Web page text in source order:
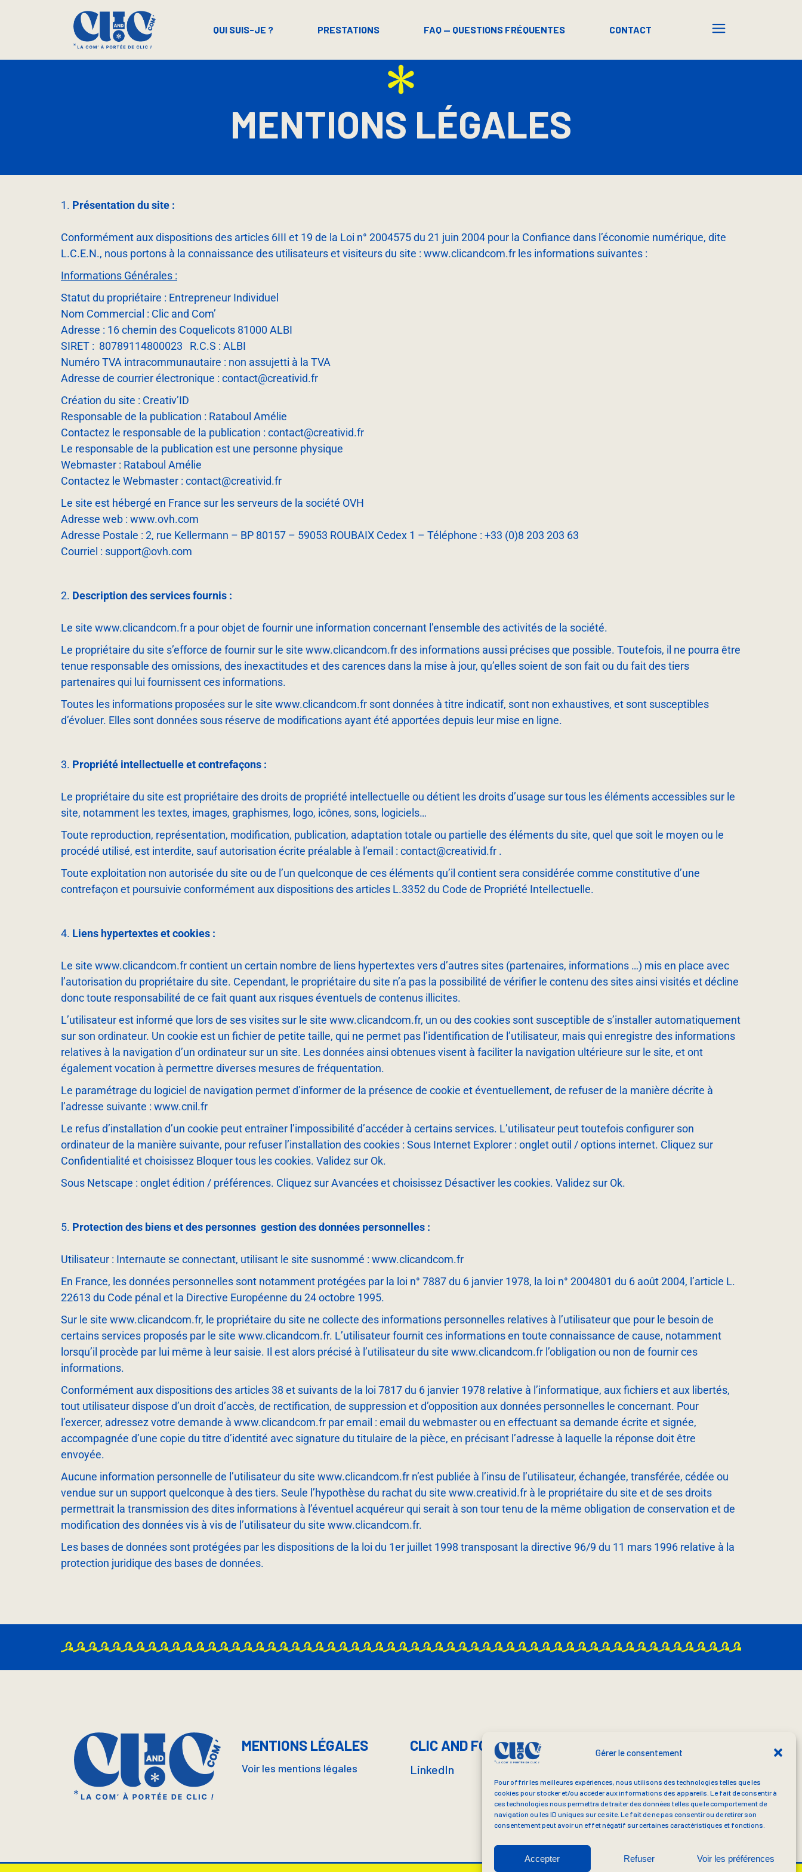
Gérer le consentement
Pour offrir les meilleures expériences, nous utilisons des technologies telles que les
cookies pour stocker et/ou accéder aux informations des appareils. Le fait de consentir à
ces technologies nous permettra de traiter des données telles que le comportement de
navigation ou les ID uniques sur ce site. Le fait de ne pas consentir ou de retirer son
consentement peut avoir un effet négatif sur certaines caractéristiques et fonctions.
Accepter Refuser Voir les préférences
QUI SUIS-JE ? PRESTATIONS FAQ — QUESTIONS FRÉQUENTES CONTACT
MENTIONS LÉGALES
Présentation du site :
Conformément aux dispositions des articles 6­III et 19 de la Loi n° 2004­575 du 21 juin 2004 pour la Confiance dans l’économie numérique, dite
L.C.E.N., nous portons à la connaissance des utilisateurs et visiteurs du site : www.clicandcom.fr les informations suivantes :
Informations Générales :
Statut du propriétaire : Entrepreneur Individuel
Nom Commercial : Clic and Com’
Adresse : 16 chemin des Coquelicots 81000 ALBI
SIRET : 80789114800023 R.C.S : ALBI
Numéro TVA intracommunautaire : non assujetti à la TVA
Adresse de courrier électronique : contact@creativid.fr
Création du site : Creativ’ID
Responsable de la publication : Rataboul Amélie
Contactez le responsable de la publication : contact@creativid.fr
Le responsable de la publication est une personne physique
Webmaster : Rataboul Amélie
Contactez le Webmaster : contact@creativid.fr
Le site est hébergé en France sur les serveurs de la société OVH
Adresse web : www.ovh.com
Adresse Postale : 2, rue Kellermann – BP 80157 – 59053 ROUBAIX Cedex 1 – Téléphone : +33 (0)8 203 203 63
Courriel : support@ovh.com
Description des services fournis :
Le site www.clicandcom.fr a pour objet de fournir une information concernant l’ensemble des activités de la société.
Le propriétaire du site s’efforce de fournir sur le site www.clicandcom.fr des informations aussi précises que possible. Toutefois, il ne pourra être
tenue responsable des omissions, des inexactitudes et des carences dans la mise à jour, qu’elles soient de son fait ou du fait des tiers
partenaires qui lui fournissent ces informations.
Toutes les informations proposées sur le site www.clicandcom.fr sont données à titre indicatif, sont non exhaustives, et sont susceptibles
d’évoluer. Elles sont données sous réserve de modifications ayant été apportées depuis leur mise en ligne.
Propriété intellectuelle et contrefaçons :
Le propriétaire du site est propriétaire des droits de propriété intellectuelle ou détient les droits d’usage sur tous les éléments accessibles sur le
site, notamment les textes, images, graphismes, logo, icônes, sons, logiciels…
Toute reproduction, représentation, modification, publication, adaptation totale ou partielle des éléments du site, quel que soit le moyen ou le
procédé utilisé, est interdite, sauf autorisation écrite préalable à l’email : contact@creativid.fr .
Toute exploitation non autorisée du site ou de l’un quelconque de ces éléments qu’il contient sera considérée comme constitutive d’une
contrefaçon et poursuivie conformément aux dispositions des articles L.335­2 du Code de Propriété Intellectuelle.
Liens hypertextes et cookies :
Le site www.clicandcom.fr contient un certain nombre de liens hypertextes vers d’autres sites (partenaires, informations …) mis en place avec
l’autorisation du propriétaire du site. Cependant, le propriétaire du site n’a pas la possibilité de vérifier le contenu des sites ainsi visités et décline
donc toute responsabilité de ce fait quant aux risques éventuels de contenus illicites.
L’utilisateur est informé que lors de ses visites sur le site www.clicandcom.fr, un ou des cookies sont susceptible de s’installer automatiquement
sur son ordinateur. Un cookie est un fichier de petite taille, qui ne permet pas l’identification de l’utilisateur, mais qui enregistre des informations
relatives à la navigation d’un ordinateur sur un site. Les données ainsi obtenues visent à faciliter la navigation ultérieure sur le site, et ont
également vocation à permettre diverses mesures de fréquentation.
Le paramétrage du logiciel de navigation permet d’informer de la présence de cookie et éventuellement, de refuser de la manière décrite à
l’adresse suivante : www.cnil.fr
Le refus d’installation d’un cookie peut entraîner l’impossibilité d’accéder à certains services. L’utilisateur peut toutefois configurer son
ordinateur de la manière suivante, pour refuser l’installation des cookies : Sous Internet Explorer : onglet outil / options internet. Cliquez sur
Confidentialité et choisissez Bloquer tous les cookies. Validez sur Ok.
Sous Netscape : onglet édition / préférences. Cliquez sur Avancées et choisissez Désactiver les cookies. Validez sur Ok.
Protection des biens et des personnes ­ gestion des données personnelles :
Utilisateur : Internaute se connectant, utilisant le site susnommé : www.clicandcom.fr
En France, les données personnelles sont notamment protégées par la loi n° 78­87 du 6 janvier 1978, la loi n° 2004­801 du 6 août 2004, l’article L.
226­13 du Code pénal et la Directive Européenne du 24 octobre 1995.
Sur le site www.clicandcom.fr, le propriétaire du site ne collecte des informations personnelles relatives à l’utilisateur que pour le besoin de
certains services proposés par le site www.clicandcom.fr. L’utilisateur fournit ces informations en toute connaissance de cause, notamment
lorsqu’il procède par lui­ même à leur saisie. Il est alors précisé à l’utilisateur du site www.clicandcom.fr l’obligation ou non de fournir ces
informations.
Conformément aux dispositions des articles 38 et suivants de la loi 78­17 du 6 janvier 1978 relative à l’informatique, aux fichiers et aux libertés,
tout utilisateur dispose d’un droit d’accès, de rectification, de suppression et d’opposition aux données personnelles le concernant. Pour
l’exercer, adressez votre demande à www.clicandcom.fr par email : email du webmaster ou en effectuant sa demande écrite et signée,
accompagnée d’une copie du titre d’identité avec signature du titulaire de la pièce, en précisant l’adresse à laquelle la réponse doit être
envoyée.
Aucune information personnelle de l’utilisateur du site www.clicandcom.fr n’est publiée à l’insu de l’utilisateur, échangée, transférée, cédée ou
vendue sur un support quelconque à des tiers. Seule l’hypothèse du rachat du site www.creativid.fr à le propriétaire du site et de ses droits
permettrait la transmission des dites informations à l’éventuel acquéreur qui serait à son tour tenu de la même obligation de conservation et de
modification des données vis à vis de l’utilisateur du site www.clicandcom.fr.
Les bases de données sont protégées par les dispositions de la loi du 1er juillet 1998 transposant la directive 96/9 du 11 mars 1996 relative à la
protection juridique des bases de données.
MENTIONS LÉGALES
Voir les mentions légales
CLIC AND FOLLOW !
LinkedIn